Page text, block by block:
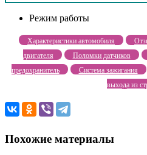
Режим работы
Характеристики автомобиля
двигателя
Поломки датчиков
предохранитель
Система зажигания
выхода из
Похожие материалы